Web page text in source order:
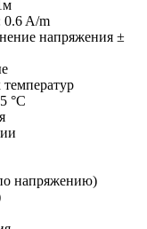
0.6 A/m
напряжения ±
°C
напряжению)